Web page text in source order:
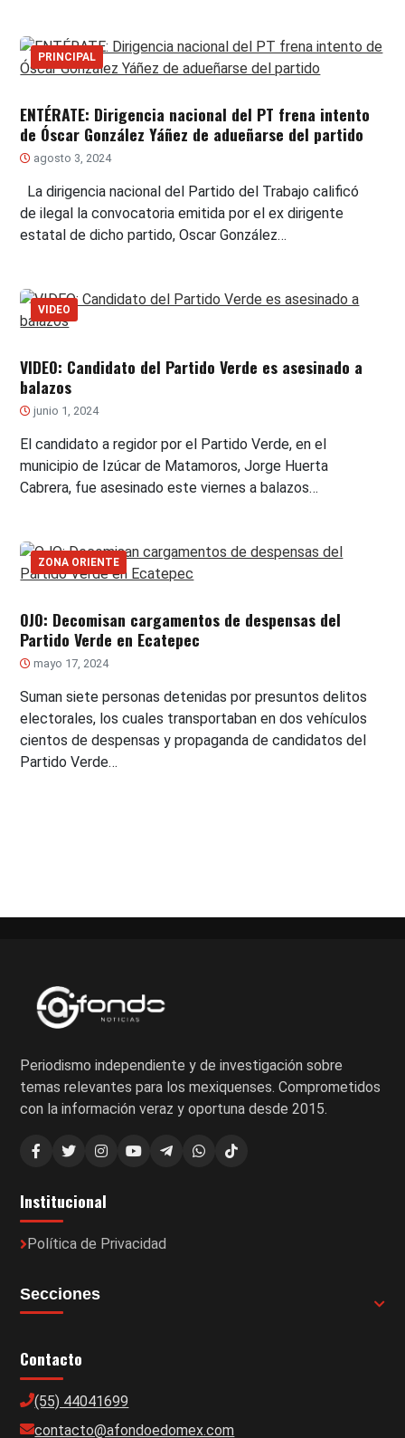
PRINCIPAL
ENTÉRATE: Dirigencia nacional del PT frena intento
de Óscar González Yáñez de adueñarse del partido
agosto 3, 2024
La dirigencia nacional del Partido del Trabajo calificó
de ilegal la convocatoria emitida por el ex dirigente
estatal de dicho partido, Oscar González…
VIDEO
VIDEO: Candidato del Partido Verde es asesinado a
balazos
junio 1, 2024
El candidato a regidor por el Partido Verde, en el
municipio de Izúcar de Matamoros, Jorge Huerta
Cabrera, fue asesinado este viernes a balazos…
ZONA ORIENTE
OJO: Decomisan cargamentos de despensas del
Partido Verde en Ecatepec
mayo 17, 2024
Suman siete personas detenidas por presuntos delitos
electorales, los cuales transportaban en dos vehículos
cientos de despensas y propaganda de candidatos del
Partido Verde…
entradas
Periodismo independiente y de investigación sobre
temas relevantes para los mexiquenses. Comprometidos
con la información veraz y oportuna desde 2015.
Institucional
Política de Privacidad
Secciones
Contacto
(55) 44041699
contacto@afondoedomex.com